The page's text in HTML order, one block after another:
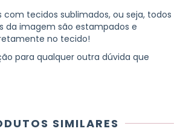
com tecidos sublimados, ou seja, todos
da imagem são estampados e
no tecido!
para qualquer outra dúvida que
SIMILARES